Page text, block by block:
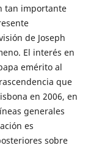
tan importante
de Joseph
El interés en
emérito al
que
en 2006, en
generales
es
sobre